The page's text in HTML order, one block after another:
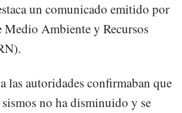
un comunicado emitido por
Ambiente y Recursos
las autoridades confirmaban que
no ha disminuido y se